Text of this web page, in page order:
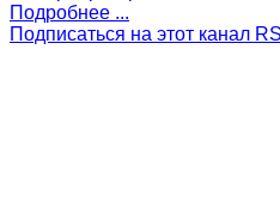
Подробнее ...
Подписаться на этот канал